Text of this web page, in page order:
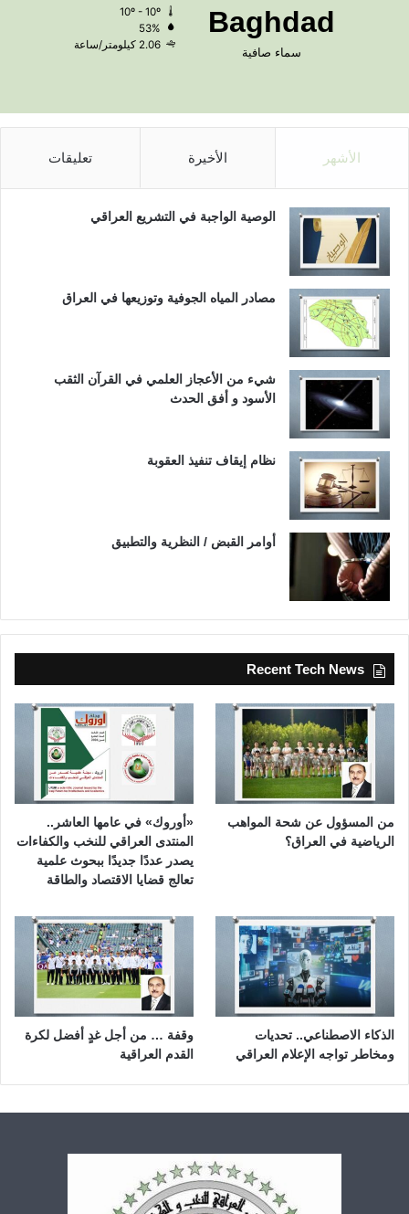
Baghdad
سماء صافية
53%
2.06 كيلومتر/ساعة
الأشهر الأخيرة تعليقات
الوصية الواجبة في التشريع العراقي
مصادر المياه الجوفية وتوزيعها في العراق
شيء من الأعجاز العلمي في القرآن الثقب
الأسود و أفق الحدث
نظام إيقاف تنفيذ العقوبة
أوامر القبض / النظرية والتطبيق
Recent Tech News
من المسؤول عن شحة المواهب
الرياضية في العراق؟
«أوروك» في عامها العاشر..
المنتدى العراقي للنخب والكفاءات
يصدر عددًا جديدًا ببحوث علمية
تعالج قضايا الاقتصاد والطاقة
الذكاء الاصطناعي.. تحديات
ومخاطر تواجه الإعلام العراقي
وقفة … من أجل غدٍ أفضل لكرة
القدم العراقية